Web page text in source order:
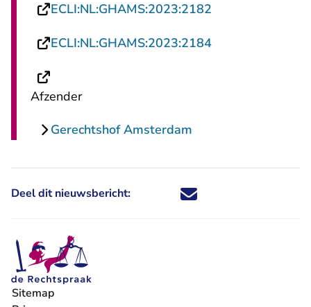
ECLI:NL:GHAMS:2023:2182
ECLI:NL:GHAMS:2023:2184- U verlaat
Afzender
Gerechtshof Amsterdam
Deel dit nieuwsbericht: Deel dit nieuwsbericht via X -
Deel dit nieuwsbericht via
Deel dit nieuwsbericht
Deel dit
Sitemap